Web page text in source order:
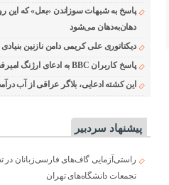
پاسخ به شبهات سوزاندن «بعل» که این
دهان‌به‌دهان می‌شود
دیکتاتوری علی کریمی دامن نازنین
پاسخ کاربران BBC به ادعای ارژنگ امیرفضلی
این کشته ادعایی، بلاگر عراقی از آب
پیشنهاد سردبیر
راستی‌آزمایی گاف‌های فارسی‌زبانان در
تجمعات دانشگاه‌های تهران